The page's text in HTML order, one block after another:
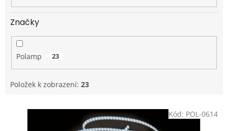
Značky
Polamp 23
Položek k zobrazení: 23
Kód: POL-0614